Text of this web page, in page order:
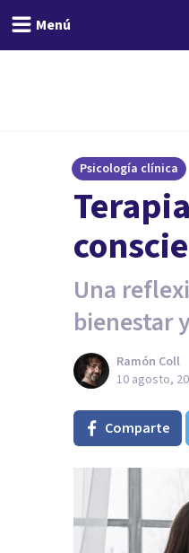
Menú
Psicología clínica
Una
bienestar
Ramón Coll
10 agosto,
Comparte